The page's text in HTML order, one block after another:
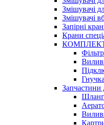
Змішувачі
Змішувачі
Запірні
Крани
Запчастини